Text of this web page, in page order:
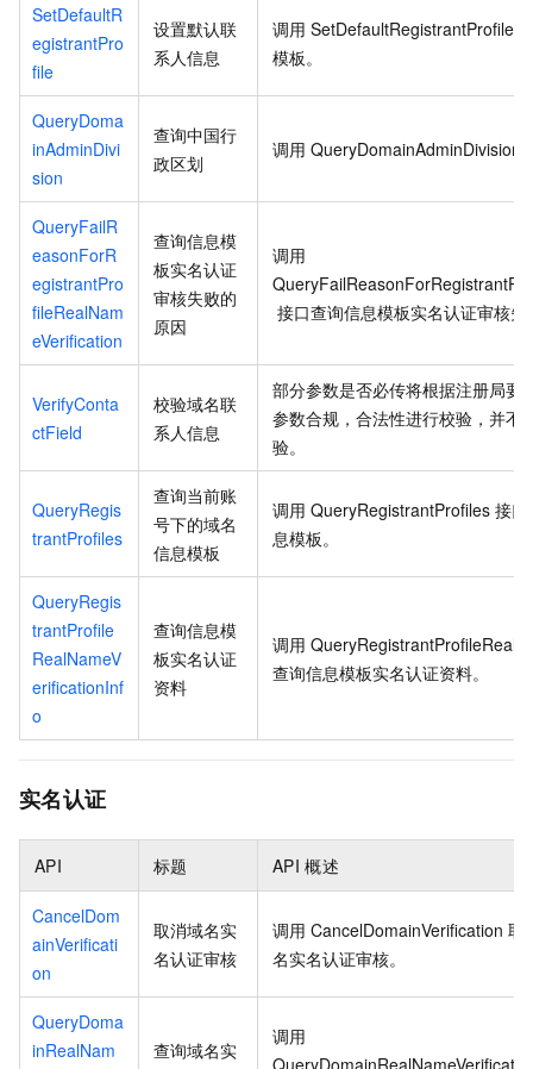
SetDefaultR
egistrantPro
file
设置默认联
系人信息
调用 SetDefaultRegistrantProfile
模板。
QueryDoma
inAdminDivi
sion
查询中国行
政区划
调用 QueryDomainAdminDivision
QueryFailR
easonForR
egistrantPro
fileRealNam
eVerification
查询信息模
板实名认证
审核失败的
原因
调用
接口查询信息模板实名认证审核失
VerifyConta
ctField
校验域名联
系人信息
部分参数是否必传将根据注册局要
参数合规，合法性进行校验，并不
验。
QueryRegis
trantProfiles
查询当前账
号下的域名
信息模板
调用 QueryRegistrantProfiles 接
息模板。
QueryRegis
trantProfile
RealNameV
erificationInf
o
查询信息模
板实名认证
资料
调用
查询信息模板实名认证资料。
实名认证
API 标题 API 概述
CancelDom
ainVerificati
on
取消域名实
名认证审核
调用 CancelDomainVerification 取
名实名认证审核。
QueryDoma
inRealNam
查询域名实
调用